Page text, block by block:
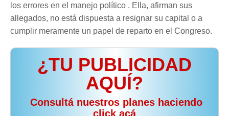
los errores en el manejo político . Ella, afirman sus
allegados, no está dispuesta a resignar su capital o a
cumplir meramente un papel de reparto en el Congreso.
¿TU PUBLICIDAD
AQUÍ?
️ Consultá nuestros planes haciendo
click acá